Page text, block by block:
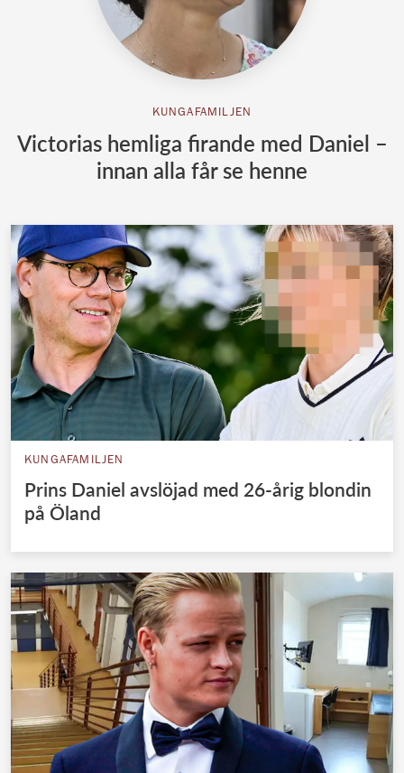
KUNGAFAMILJEN
Victorias hemliga firande med Daniel –
innan alla får se henne
KUNGAFAMILJEN
Prins Daniel avslöjad med 26-årig blondin
på Öland